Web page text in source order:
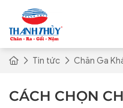
Tin tức Chăn Ga
CÁCH CHỌN